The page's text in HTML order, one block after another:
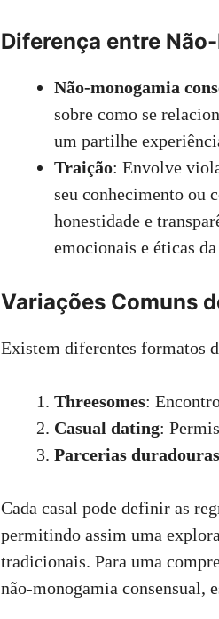
Diferença entre
Não-monogamia
sobre como se
um partilhe
Traição: Envolve
seu conhecimento ou
honestidade e
emocionais e éticas
Variações Comuns
Existem diferentes formatos
Threesomes:
Casual dating:
Parcerias duradouras
Cada casal pode definir as
permitindo assim uma
tradicionais. Para uma
não-monogamia consensual,